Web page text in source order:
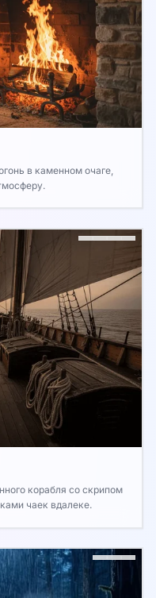
в каменном очаге,
корабля со скрипом
чаек вдалеке.